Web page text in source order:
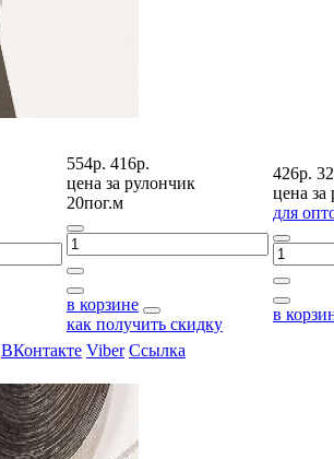
554р. 416р.
цена за рулончик
20пог.м
в корзине
как получить скидку
426р.
цена за
для
в
ВКонтакте Viber Ссылка